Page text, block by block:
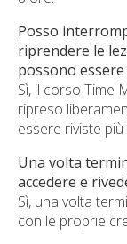
Posso
riprendere le
possono
Sì, il corso Time
ripreso
essere riviste
Una volta
accedere e
Sì, una volta
con le proprie